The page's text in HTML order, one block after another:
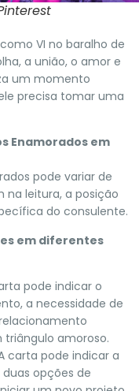
VI no baralho de
a união, o amor e
um momento
precisa tomar uma
Enamorados em
pode variar de
na leitura, a posição
do consulente.
em diferentes
pode indicar o
a necessidade de
amoroso.
carta pode indicar a
opções de